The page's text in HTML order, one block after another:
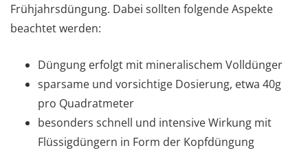
Frühjahrsdüngung. Dabei sollten folgende Aspekte
beachtet werden:
Düngung erfolgt mit mineralischem Volldünger
sparsame und vorsichtige Dosierung, etwa 40g
pro Quadratmeter
besonders schnell und intensive Wirkung mit
Flüssigdüngern in Form der Kopfdüngung